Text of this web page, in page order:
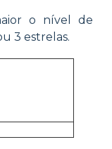
o nível de
3 estrelas.